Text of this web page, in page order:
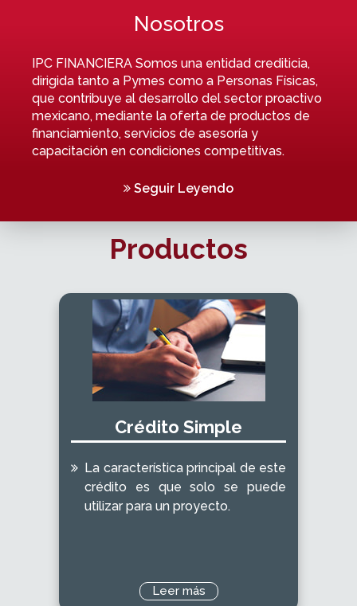
Nosotros
IPC FINANCIERA Somos una entidad crediticia,
dirigida tanto a Pymes como a Personas Físicas,
que contribuye al desarrollo del sector proactivo
mexicano, mediante la oferta de productos de
financiamiento, servicios de asesoría y
capacitación en condiciones competitivas.
Seguir Leyendo
Productos
Crédito Simple
La característica principal de este
crédito es que solo se puede
utilizar para un proyecto.
Leer más